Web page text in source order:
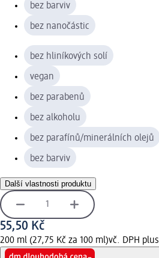
bez barviv
bez nanočástic
bez hliníkových solí
vegan
bez parabenů
bez alkoholu
bez parafínů/minerálních olejů
bez barviv
Další vlastnosti produktu
55,50 Kč
200 ml (27,75 Kč za 100 ml)vč. DPH plus